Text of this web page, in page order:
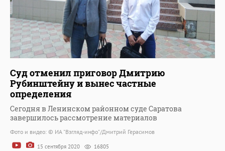
Суд отменил приговор Дмитрию
Рубинштейну и вынес частные
определения
Сегодня в Ленинском районном суде Саратова
завершилось рассмотрение материалов
Фото и видео: © ИА "Взгляд-инфо"/Дмитрий Герасимов
15 сентября 2020 16805